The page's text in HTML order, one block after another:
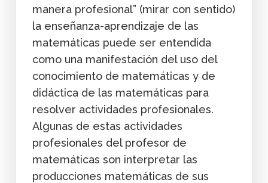
manera profesional” (mirar con sentido)
la enseñanza-aprendizaje de las
matemáticas puede ser entendida
como una manifestación del uso del
conocimiento de matemáticas y de
didáctica de las matemáticas para
resolver actividades profesionales.
Algunas de estas actividades
profesionales del profesor de
matemáticas son interpretar las
producciones matemáticas de sus